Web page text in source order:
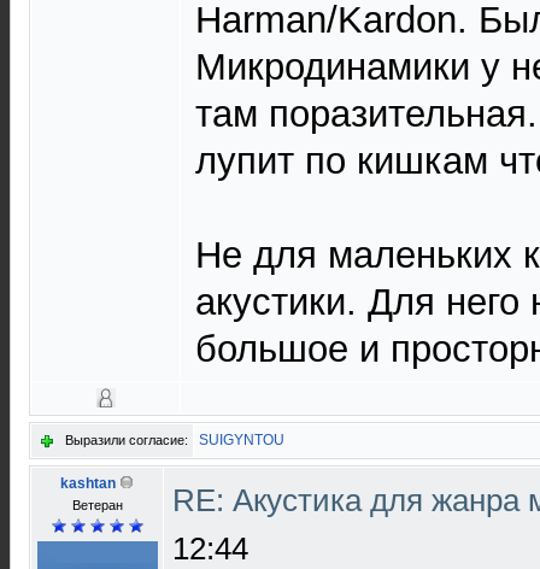
Harman/Kardon.
Микродинамики у
там
лупит по кишкам
Не для маленьких
акустики. Для него
большое и
Выразили согласие: SUIGYNTOU
kashtan
Ветеран
RE: Акустика для жанра
12:44